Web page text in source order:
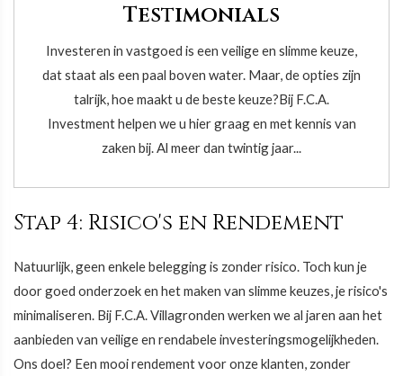
Testimonials
Investeren in vastgoed is een veilige en slimme keuze,
dat staat als een paal boven water. Maar, de opties zijn
talrijk, hoe maakt u de beste keuze?Bij F.C.A.
Investment helpen we u hier graag en met kennis van
zaken bij. Al meer dan twintig jaar...
Stap 4: Risico's en Rendement
Natuurlijk, geen enkele belegging is zonder risico. Toch kun je
door goed onderzoek en het maken van slimme keuzes, je risico's
minimaliseren. Bij F.C.A. Villagronden werken we al jaren aan het
aanbieden van veilige en rendabele investeringsmogelijkheden.
Ons doel? Een mooi rendement voor onze klanten, zonder